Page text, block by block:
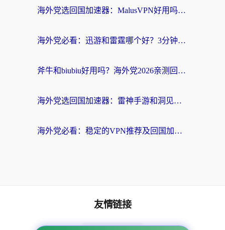
海外党选回国加速器：MalusVPN好用吗？和快帆VPN哪个好？附真实对比与避坑指南
海外党必看：迅游和雷霆哪个好？3分钟教你选对回国加速器，无缝刷国内剧玩手游
斧牛和biubiu好用吗？海外党2026亲测回国加速器指南，附番茄加速器深度体验
海外党选回国加速器：雷神手游和洞见哪个好？附iPhone免费VPN推荐及ChickCNUfunR实测
海外党必看：稳定的VPN推荐及回国加速器选择全攻略——告别地域限制，轻松刷国内资源
友情链接